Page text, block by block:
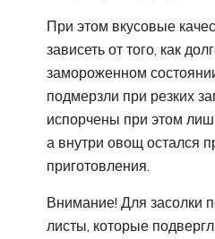
При этом вкусовые
зависеть от того, как
замороженном
подмерзли при резких
испорчены при этом
а внутри овощ остался
приготовления.
Внимание! Для засолки
листы, которые